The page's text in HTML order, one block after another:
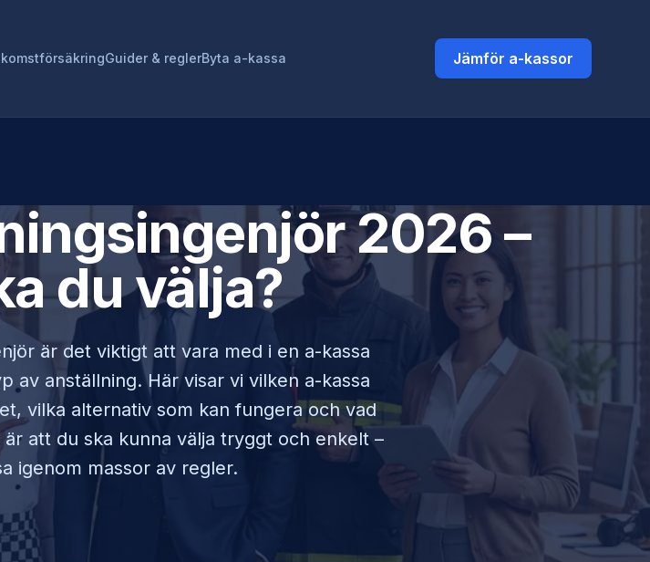
Guider & reglerByta a-kassa Jämför a-kassor
2026 –
du välja?
är det viktigt att vara med i en a-kassa
av anställning. Här visar vi vilken a-kassa
vilka alternativ som kan fungera och vad
att du ska kunna välja tryggt och enkelt –
igenom massor av regler.